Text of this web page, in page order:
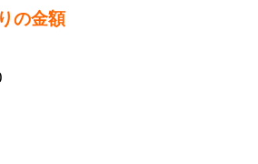
の金額